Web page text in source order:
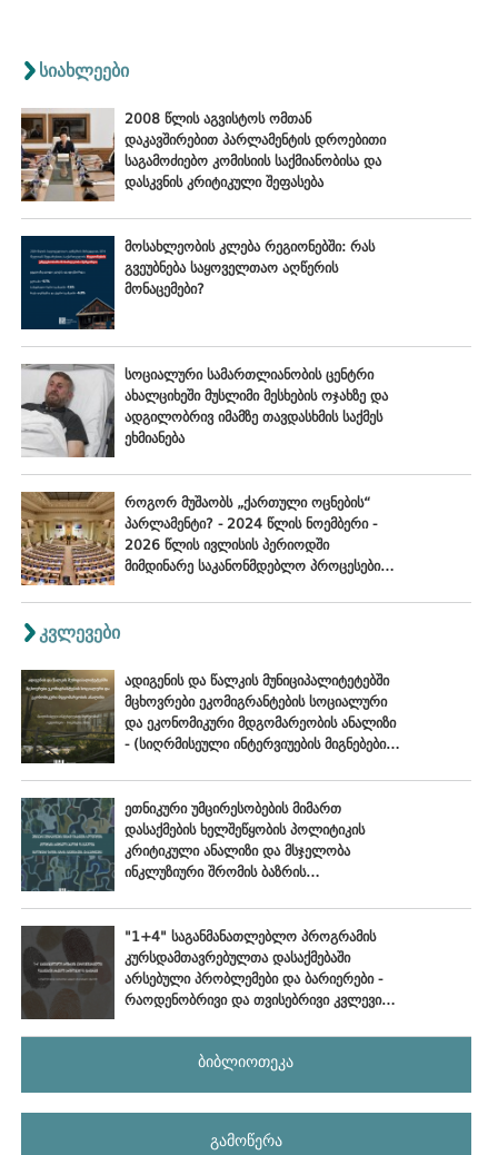
სიახლეები
2008 წლის აგვისტოს ომთან
დაკავშირებით პარლამენტის დროებითი
საგამოძიებო კომისიის საქმიანობისა და
დასკვნის კრიტიკული შეფასება
მოსახლეობის კლება რეგიონებში: რას
გვეუბნება საყოველთაო აღწერის
მონაცემები?
სოციალური სამართლიანობის ცენტრი
ახალციხეში მუსლიმი მესხების ოჯახზე და
ადგილობრივ იმამზე თავდასხმის საქმეს
ეხმიანება
როგორ მუშაობს „ქართული ოცნების“
პარლამენტი? - 2024 წლის ნოემბერი -
2026 წლის ივლისის პერიოდში
მიმდინარე საკანონმდებლო პროცესების
კვლევები
ადიგენის და წალკის მუნიციპალიტეტებში
მცხოვრები ეკომიგრანტების სოციალური
და ეკონომიკური მდგომარეობის ანალიზი
- (სიღრმისეული ინტერვიუების მიგნებები),
ეთნიკური უმცირესობების მიმართ
დასაქმების ხელშეწყობის პოლიტიკის
კრიტიკული ანალიზი და მსჯელობა
ინკლუზიური შრომის ბაზრის
"1+4" საგანმანათლებლო პროგრამის
კურსდამთავრებულთა დასაქმებაში
არსებული პრობლემები და ბარიერები -
რაოდენობრივი და თვისებრივი კვლევის
ბიბლიოთეკა
გამოწერა